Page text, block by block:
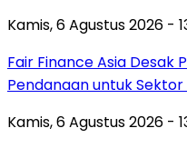
Kamis, 6 Agustus 2026 -
Fair Finance Asia Desak
Pendanaan untuk Sektor
Kamis, 6 Agustus 2026 -